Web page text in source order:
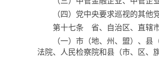
（四）党中央要求巡视的其他党
第十七条 省、自治区、直辖市
（一）市（地、州、盟）、县（
法院、人民检察院和县（市、区、